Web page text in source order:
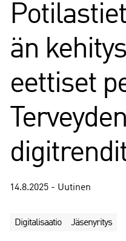
än
eettiset
14.8.2025 - Uutinen
Digitalisaatio Jäsenyritys